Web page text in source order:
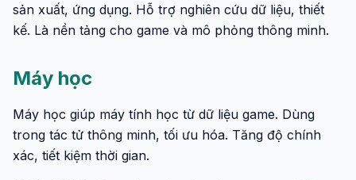
sản xuất, ứng dụng. Hỗ trợ nghiên cứu dữ liệu, thiết
kế. Là nền tảng cho game và mô phỏng thông minh.
Máy học
Máy học giúp máy tính học từ dữ liệu game. Dùng
trong tác tử thông minh, tối ưu hóa. Tăng độ chính
xác, tiết kiệm thời gian.